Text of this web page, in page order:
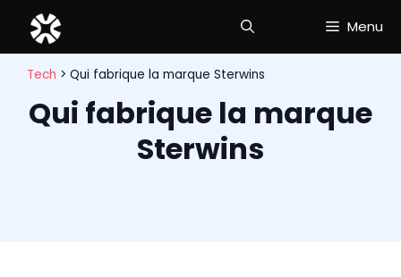
contenu
Menu
Tech > Qui fabrique la marque Sterwins
Qui fabrique la marque
Sterwins